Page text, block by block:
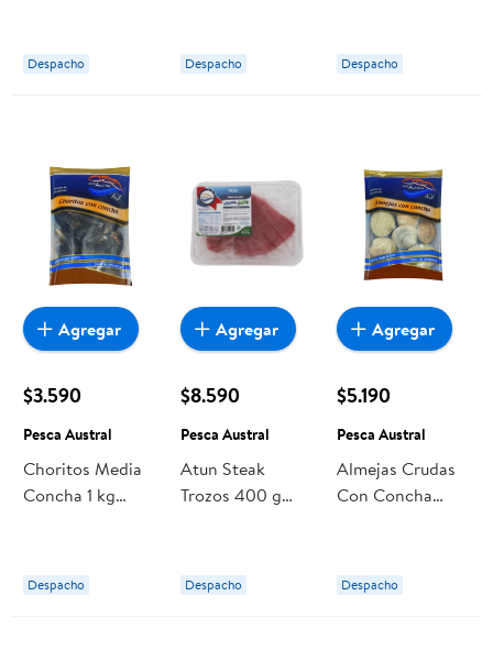
Felix
Despacho
g Felix
Despacho
Pouch 85 g Felix
Despacho
$3.590
Pesca Austral
Choritos Media
Concha 1 kg
Despacho
Agregar
$8.590
Pesca Austral
Atun Steak
Trozos 400 g
Despacho
Agregar
$5.190
Pesca Austral
Almejas Crudas
Con Concha
Despacho
Agregar